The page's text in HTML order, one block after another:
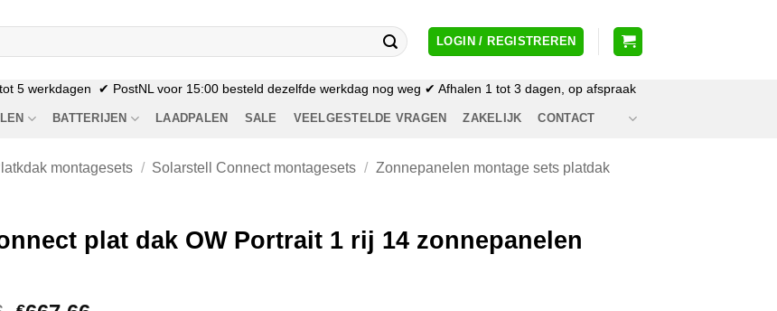
LOGIN / REGISTREREN
5 werkdagen ✔ PostNL voor 15:00 besteld dezelfde werkdag nog weg ✔ Afhalen 1 tot 3 dagen, op afspraak
BATTERIJEN LAADPALEN SALE VEELGESTELDE VRAGEN ZAKELIJK CONTACT
montagesets / Solarstell Connect montagesets / Zonnepanelen montage sets platdak
plat dak OW Portrait 1 rij 14 zonnepanelen